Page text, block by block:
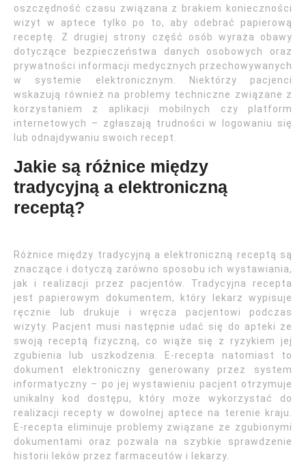
oszczędność czasu związana z brakiem konieczności
wizyt w aptece tylko po to, aby odebrać papierową
receptę. Z drugiej strony część osób wyraża obawy
dotyczące bezpieczeństwa danych osobowych oraz
prywatności informacji medycznych przechowywanych
w systemie elektronicznym. Niektórzy pacjenci
wskazują również na problemy techniczne związane z
korzystaniem z aplikacji mobilnych czy platform
internetowych – zgłaszają trudności w logowaniu się
lub odnajdywaniu swoich recept.
Jakie są różnice między
tradycyjną a elektroniczną
receptą?
Różnice między tradycyjną a elektroniczną receptą są
znaczące i dotyczą zarówno sposobu ich wystawiania,
jak i realizacji przez pacjentów. Tradycyjna recepta
jest papierowym dokumentem, który lekarz wypisuje
ręcznie lub drukuje i wręcza pacjentowi podczas
wizyty. Pacjent musi następnie udać się do apteki ze
swoją receptą fizyczną, co wiąże się z ryzykiem jej
zgubienia lub uszkodzenia. E-recepta natomiast to
dokument elektroniczny generowany przez system
informatyczny – po jej wystawieniu pacjent otrzymuje
unikalny kod dostępu, który może wykorzystać do
realizacji recepty w dowolnej aptece na terenie kraju.
E-recepta eliminuje problemy związane ze zgubionymi
dokumentami oraz pozwala na szybkie sprawdzenie
historii leków przez farmaceutów i lekarzy.